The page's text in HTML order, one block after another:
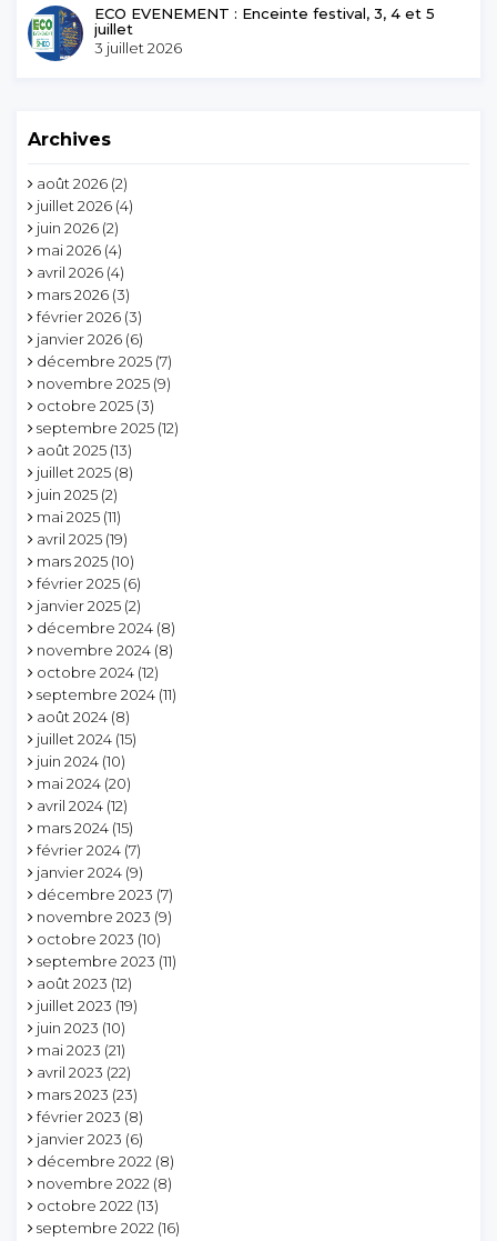
ECO EVENEMENT : Enceinte festival, 3, 4 et 5
juillet
3 juillet 2026
Archives
août 2026 (2)
juillet 2026 (4)
juin 2026 (2)
mai 2026 (4)
avril 2026 (4)
mars 2026 (3)
février 2026 (3)
janvier 2026 (6)
décembre 2025 (7)
novembre 2025 (9)
octobre 2025 (3)
septembre 2025 (12)
août 2025 (13)
juillet 2025 (8)
juin 2025 (2)
mai 2025 (11)
avril 2025 (19)
mars 2025 (10)
février 2025 (6)
janvier 2025 (2)
décembre 2024 (8)
novembre 2024 (8)
octobre 2024 (12)
septembre 2024 (11)
août 2024 (8)
juillet 2024 (15)
juin 2024 (10)
mai 2024 (20)
avril 2024 (12)
mars 2024 (15)
février 2024 (7)
janvier 2024 (9)
décembre 2023 (7)
novembre 2023 (9)
octobre 2023 (10)
septembre 2023 (11)
août 2023 (12)
juillet 2023 (19)
juin 2023 (10)
mai 2023 (21)
avril 2023 (22)
mars 2023 (23)
février 2023 (8)
janvier 2023 (6)
décembre 2022 (8)
novembre 2022 (8)
octobre 2022 (13)
septembre 2022 (16)